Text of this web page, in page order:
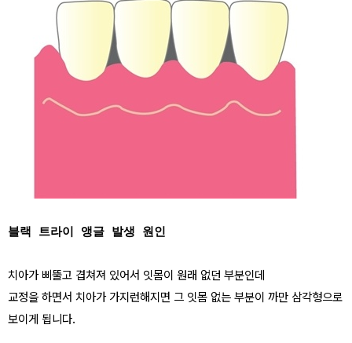
블랙 트라이 앵글 발생 원인
치아가 삐뚤고 겹쳐져 있어서 잇몸이 원래 없던 부분인데
교정을 하면서 치아가 가지런해지면 그 잇몸 없는 부분이 까만 삼각형으로
보이게 됩니다.